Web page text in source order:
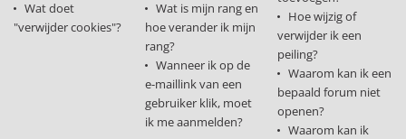
Wat doet
"verwijder cookies"?
Wat is mijn rang en
hoe verander ik mijn
rang?
Wanneer ik op de
e-maillink van een
gebruiker klik, moet
ik me aanmelden?
Hoe wijzig of
verwijder ik een
peiling?
Waarom kan ik een
bepaald forum niet
openen?
Waarom kan ik